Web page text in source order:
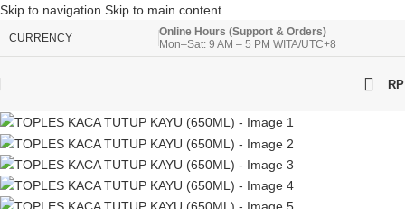
Skip to navigation Skip to main content
CURRENCY
Online Hours (Support & Orders)
Mon–Sat: 9 AM – 5 PM WITA/UTC+8
RP